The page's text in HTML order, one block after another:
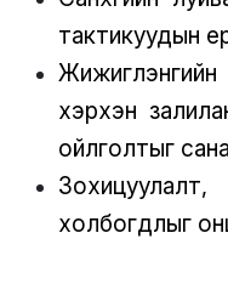
тактикуудын
хэрхэн
ойлголтыг
холбогдлыг